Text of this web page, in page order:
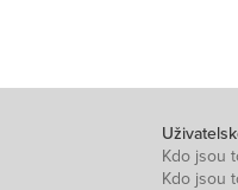
Kdo jsou
Kdo jsou